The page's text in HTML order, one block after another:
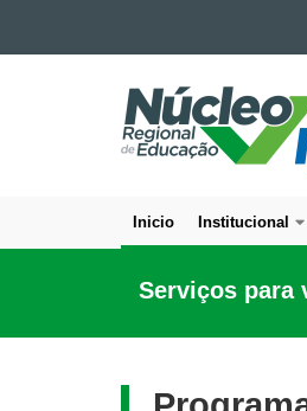
Ir para a navegação
Ir para a busca
NÚCLEO
REGIONAL
DE
FOZ
IGUAÇU
Navegação
principal
Inicio Institucional
Serviços para